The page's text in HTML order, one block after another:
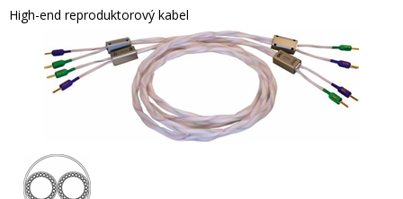
High-end reproduktorový kabel